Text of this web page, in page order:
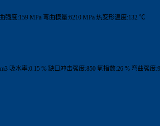
强度:159 MPa 弯曲模量:6210 MPa 热变形温度:132 ℃
吸水率:0.15 % 缺口冲击强度:850 氧指数:26 % 弯曲强